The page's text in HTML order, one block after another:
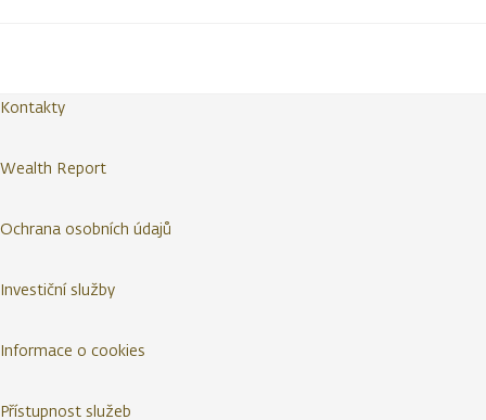
Kontakty
Wealth Report
Ochrana osobních údajů
Investiční služby
Informace o cookies
Přístupnost služeb